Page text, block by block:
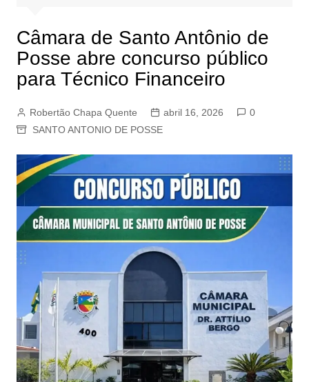
Câmara de Santo Antônio de
Posse abre concurso público
para Técnico Financeiro
Robertão Chapa Quente abril 16, 2026
0
SANTO ANTONIO DE POSSE